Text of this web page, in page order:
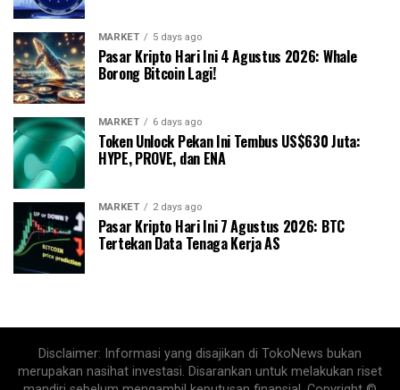
MARKET 5 days ago
Pasar Kripto Hari Ini 4 Agustus 2026: Whale
Borong Bitcoin Lagi!
MARKET 6 days ago
Token Unlock Pekan Ini Tembus US$630 Juta:
HYPE, PROVE, dan ENA
MARKET 2 days ago
Pasar Kripto Hari Ini 7 Agustus 2026: BTC
Tertekan Data Tenaga Kerja AS
Disclaimer: Informasi yang disajikan di TokoNews bukan
merupakan nasihat investasi. Disarankan untuk melakukan riset